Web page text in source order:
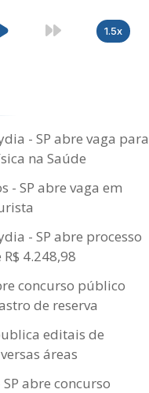
1.5x
- SP abre vaga para
na Saúde
- SP abre vaga em
- SP abre processo
4.248,98
concurso público
de reserva
editais de
áreas
abre concurso